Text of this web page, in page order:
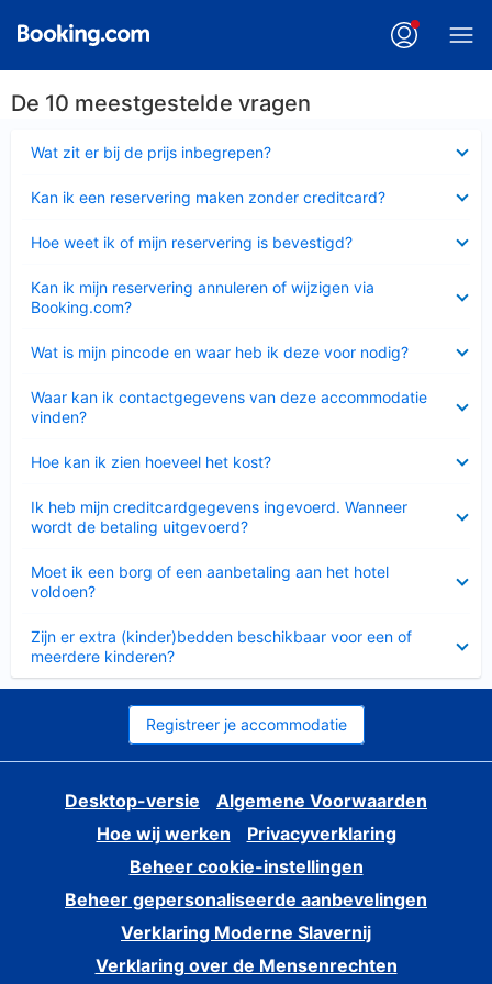
De 10 meestgestelde vragen
Wat zit er bij de prijs inbegrepen?
Kan ik een reservering maken zonder creditcard?
Hoe weet ik of mijn reservering is bevestigd?
Kan ik mijn reservering annuleren of wijzigen via
Booking.com?
Wat is mijn pincode en waar heb ik deze voor nodig?
Waar kan ik contactgegevens van deze accommodatie
vinden?
Hoe kan ik zien hoeveel het kost?
Ik heb mijn creditcardgegevens ingevoerd. Wanneer
wordt de betaling uitgevoerd?
Moet ik een borg of een aanbetaling aan het hotel
voldoen?
Zijn er extra (kinder)bedden beschikbaar voor een of
meerdere kinderen?
Registreer je accommodatie
Desktop-versie
Algemene Voorwaarden
Hoe wij werken
Privacyverklaring
Beheer cookie-instellingen
Beheer gepersonaliseerde aanbevelingen
Verklaring Moderne Slavernij
Verklaring over de Mensenrechten